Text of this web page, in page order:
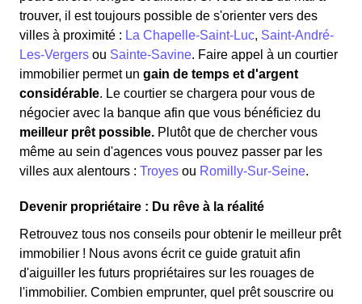
trouver, il est toujours possible de s'orienter vers des
villes à proximité : La Chapelle-Saint-Luc, Saint-André-
Les-Vergers ou Sainte-Savine. Faire appel à un courtier
immobilier permet un gain de temps et d'argent
considérable. Le courtier se chargera pour vous de
négocier avec la banque afin que vous bénéficiez du
meilleur prêt possible. Plutôt que de chercher vous
même au sein d'agences vous pouvez passer par les
villes aux alentours : Troyes ou Romilly-Sur-Seine.
Devenir propriétaire : Du rêve à la réalité
Retrouvez tous nos conseils pour obtenir le meilleur prêt
immobilier ! Nous avons écrit ce guide gratuit afin
d'aiguiller les futurs propriétaires sur les rouages de
l'immobilier. Combien emprunter, quel prêt souscrire ou